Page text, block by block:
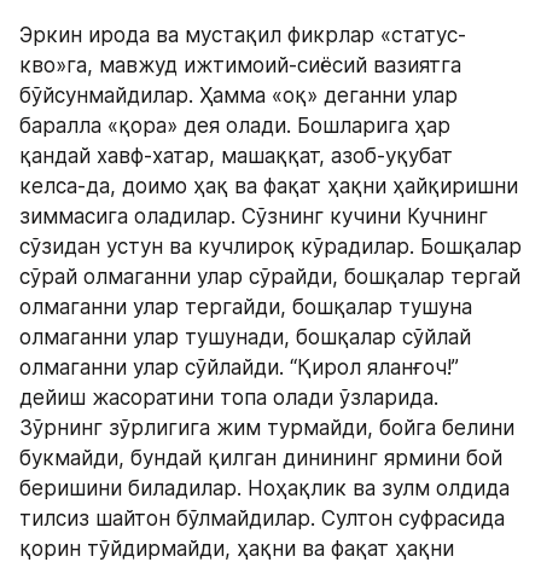
Эркин ирода ва мустақил фикрлар «статус-
кво»га, мавжуд ижтимоий-сиёсий вазиятга
бўйсунмайдилар. Ҳамма «оқ» деганни улар
баралла «қора» дея олади. Бошларига ҳар
қандай хавф-хатар, машаққат, азоб-уқубат
келса-да, доимо ҳақ ва фақат ҳақни ҳайқиришни
зиммасига оладилар. Сўзнинг кучини Кучнинг
сўзидан устун ва кучлироқ кўрадилар. Бошқалар
сўрай олмаганни улар сўрайди, бошқалар тергай
олмаганни улар тергайди, бошқалар тушуна
олмаганни улар тушунади, бошқалар сўйлай
олмаганни улар сўйлайди. “Қирол яланғоч!”
дейиш жасоратини топа олади ўзларида.
Зўрнинг зўрлигига жим турмайди, бойга белини
букмайди, бундай қилган динининг ярмини бой
беришини биладилар. Ноҳақлик ва зулм олдида
тилсиз шайтон бўлмайдилар. Султон суфрасида
қорин тўйдирмайди, ҳақни ва фақат ҳақни